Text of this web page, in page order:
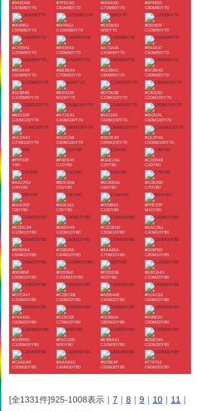
#944D4B
C50M80Y70
#7F4C4D
C60M80Y70
#694A4E
C70M80Y70
#4F4950
C80M80Y70
#304851
C90M80Y70
#004652
C100M80Y70
#E8383D
M90Y70
#D9383F
C10M90Y70
#C93941
C20M90Y70
#B93943
C30M90Y70
#A73A45
C40M90Y70
#943A47
C50M90Y70
#803A49
C60M90Y70
#6B3B4A
C70M90Y70
#523B4C
C80M90Y70
#373B4D
C90M90Y70
#113B4E
C100M90Y70
#E60039
M100Y70
#D7063B
C10M100Y70
#C8113D
C20M100Y70
#B8193F
C30M100Y70
#A71E41
C40M100Y70
#942343
C50M100Y70
#802645
C60M100Y70
#6C2A47
C70M100Y70
#552C48
C80M100Y70
#3B2E49
C90M100Y70
#1E2F4A
C100M100Y70
#FFF33F
Y80
#F0EB45
C10Y80
#DAE24A
C20Y80
#C3D94E
C30Y80
#AACF52
C40Y80
#8DC556
C50Y80
#6CBB5A
C60Y80
#41B25D
C70Y80
#00A95F
C80Y80
#00A161
C90Y80
#009B63
C100Y80
#FFE33F
M10Y80
#EDDC44
C10M10Y80
#D8D449
C20M10Y80
#C2CB4D
C30M10Y80
#AAC351
C40M10Y80
#8FB954
C50M10Y80
#70B058
C60M10Y80
#4AA85A
C70M10Y80
#009F5D
C80M10Y80
#00985F
C90M10Y80
#009360
C100M10Y80
#FDD23E
M20Y80
#EBCB43
C10M20Y80
#D7C447
C20M20Y80
#C2BC4B
C30M20Y80
#ABB44E
C40M20Y80
#91AC52
C50M20Y80
#74A455
C60M20Y80
#519C58
C70M20Y80
#0D955A
C80M20Y80
#008E5C
C90M20Y80
#00895D
C100M20Y80
#FAC03D
M30Y80
#E8BA41
C10M30Y80
#D5B345
C20M30Y80
#C0AD49
C30M30Y80
#AAA64C
C40M30Y80
#929E4F
C50M30Y80
#779752
C60M30Y80
[全1331件]925-1008表示｜ 7 ｜ 8 ｜ 9 ｜ 10 ｜ 11 ｜